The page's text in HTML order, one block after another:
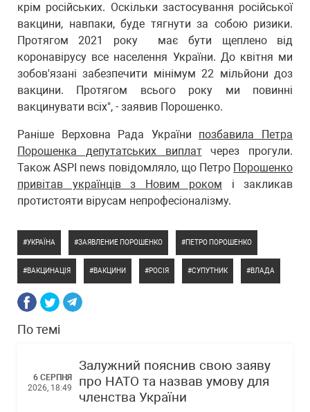
крім російських. Оскільки застосування російської
вакцини, навпаки, буде тягнути за собою ризики.
Протягом 2021 року має бути щеплено від
коронавірусу все населення України. До квітня ми
зобов'язані забезпечити мінімум 22 мільйони доз
вакцини. Протягом всього року ми повинні
вакцинувати всіх", - заявив Порошенко.
Раніше Верховна Рада України позбавила Петра
Порошенка депутатських виплатчерез прогули.
Також ASPI news повідомляло, що Петро Порошенко
привітав українців з Новим роком і закликав
протистояти вірусам непрофесіоналізму.
УКРАЇНА ЗАЯВЛЕНИЕ ПОРОШЕНКО ПЕТРО ПОРОШЕНКО
ВАКЦИНАЦІЯ ВАКЦИНИ РОСІЯ СУПУТНИК ВЛАДА
По темі
6 СЕРПНЯ
2026, 18:49
Залужний пояснив свою заяву
про НАТО та назвав умову для
членства України